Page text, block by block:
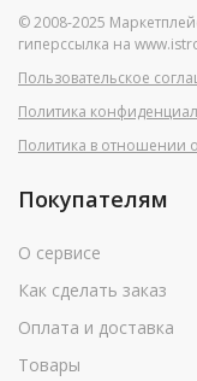
© 2008-2025
гиперссылка на
Пользовательское
Политика
Политика в отношении
Покупателям
О сервисе
Как сделать заказ
Оплата и доставка
Товары